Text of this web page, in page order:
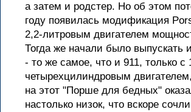
а затем и родстер. Но об этом
году появилась модификация
2,2-литровым двигателем
Тогда же начали было выпускать
- то же самое, что и 911, только
четырехцилиндровым
на этот "Порше для бедных"
настолько низок, что вскоре